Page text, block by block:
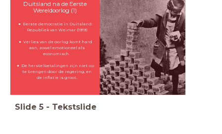
Duitsland na de Eerste
Wereldoorlog (1)
Eerste democratie in Duitsland:
Republiek van Weimar (1919)
Verlies van de oorlog komt hard
aan, zowel emotioneel als
economisch.
De herstelbetalingen zijn niet op
te brengen door de regering, en
de inflatie is groot.
Slide 5 - Tekstslide